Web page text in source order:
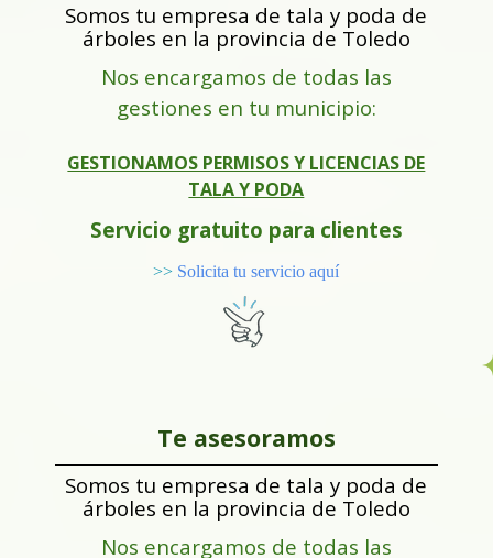
Somos tu empresa de tala y poda de
árboles en la provincia de Toledo
Nos encargamos de todas las
gestiones en tu municipio:
GESTIONAMOS PERMISOS Y LICENCIAS DE
TALA Y PODA
Servicio gratuito para clientes
>> Solicita tu servicio aquí
Te asesoramos
Somos tu empresa de tala y poda de
árboles en la provincia de Toledo
Nos encargamos de todas las